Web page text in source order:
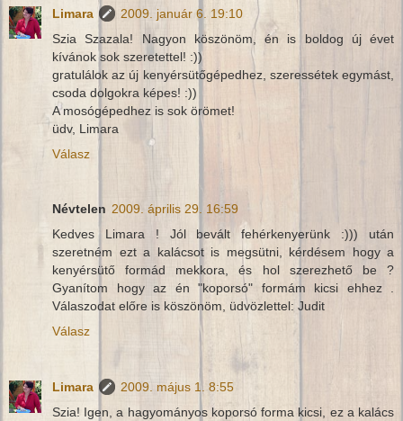
Limara
2009. január 6. 19:10
Szia Szazala! Nagyon köszönöm, én is boldog új évet
kívánok sok szeretettel! :))
gratulálok az új kenyérsütőgépedhez, szeressétek egymást,
csoda dolgokra képes! :))
A mosógépedhez is sok örömet!
üdv, Limara
Válasz
Névtelen 2009. április 29. 16:59
Kedves Limara ! Jól bevált fehérkenyerünk :))) után
szeretném ezt a kalácsot is megsütni, kérdésem hogy a
kenyérsütő formád mekkora, és hol szerezhető be ?
Gyanítom hogy az én "koporsó" formám kicsi ehhez .
Válaszodat előre is köszönöm, üdvözlettel: Judit
Válasz
Limara
2009. május 1. 8:55
Szia! Igen, a hagyományos koporsó forma kicsi, ez a kalács